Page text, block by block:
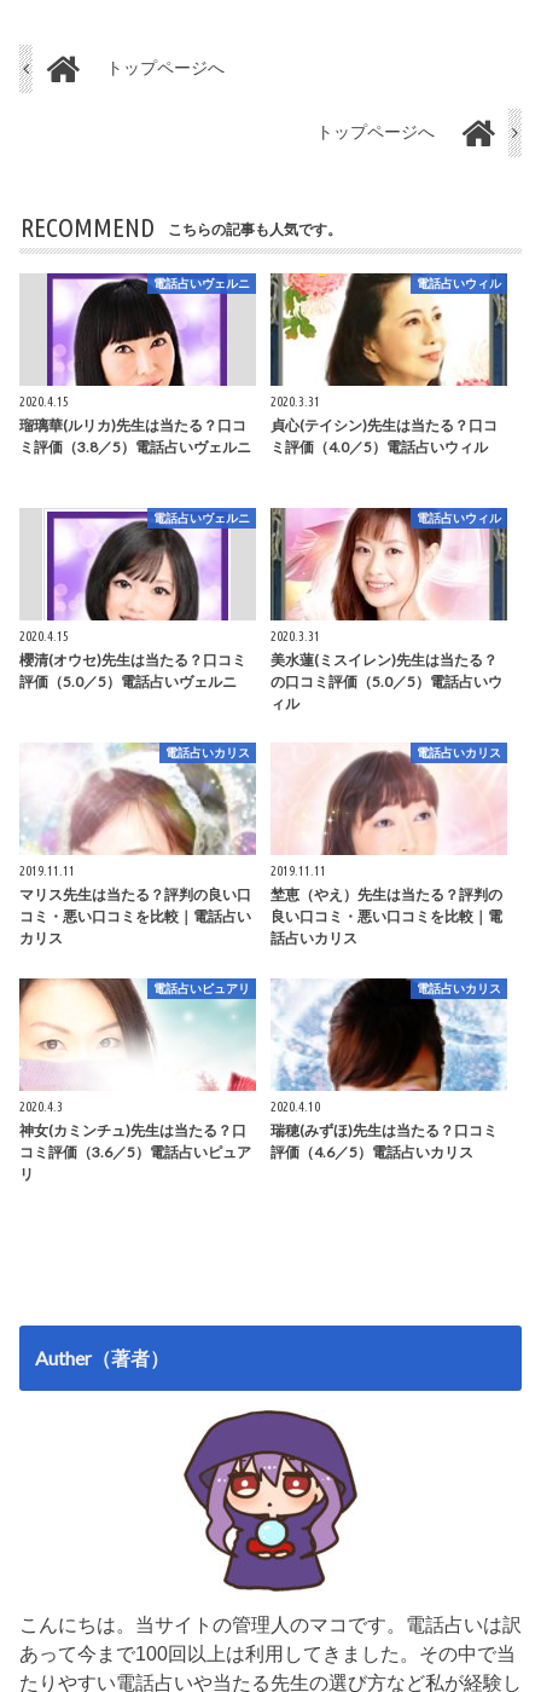
トップページへ
トップページへ
RECOMMEND こちらの記事も人気です。
電話占いヴェルニ
2020.4.15
瑠璃華(ルリカ)先生は当たる？口コ
ミ評価（3.8／5）電話占いヴェルニ
電話占いウィル
2020.3.31
貞心(テイシン)先生は当たる？口コ
ミ評価（4.0／5）電話占いウィル
電話占いヴェルニ
2020.4.15
櫻清(オウセ)先生は当たる？口コミ
評価（5.0／5）電話占いヴェルニ
電話占いウィル
2020.3.31
美水蓮(ミスイレン)先生は当たる？
の口コミ評価（5.0／5）電話占いウ
ィル
電話占いカリス
2019.11.11
マリス先生は当たる？評判の良い口
コミ・悪い口コミを比較｜電話占い
カリス
電話占いカリス
2019.11.11
埜恵（やえ）先生は当たる？評判の
良い口コミ・悪い口コミを比較｜電
話占いカリス
電話占いピュアリ
2020.4.3
神女(カミンチュ)先生は当たる？口
コミ評価（3.6／5）電話占いピュア
リ
電話占いカリス
2020.4.10
瑞穂(みずほ)先生は当たる？口コミ
評価（4.6／5）電話占いカリス
Auther（著者）
こんにちは。当サイトの管理人のマコです。電話占いは訳
あって今まで100回以上は利用してきました。その中で当
たりやすい電話占いや当たる先生の選び方など私が経験し